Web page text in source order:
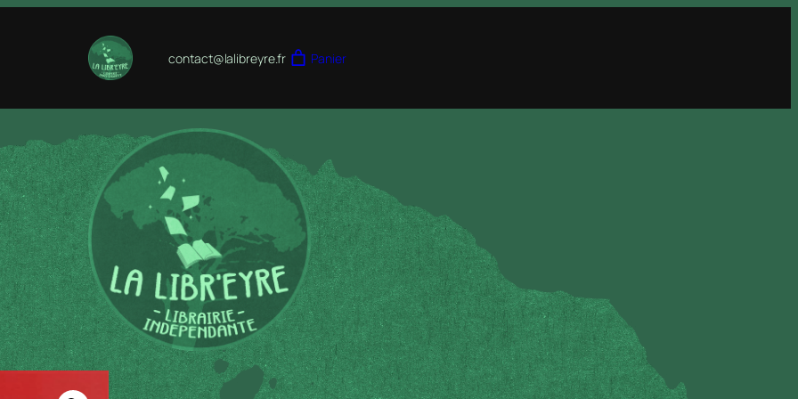
contact@lalibreyre.fr Panier